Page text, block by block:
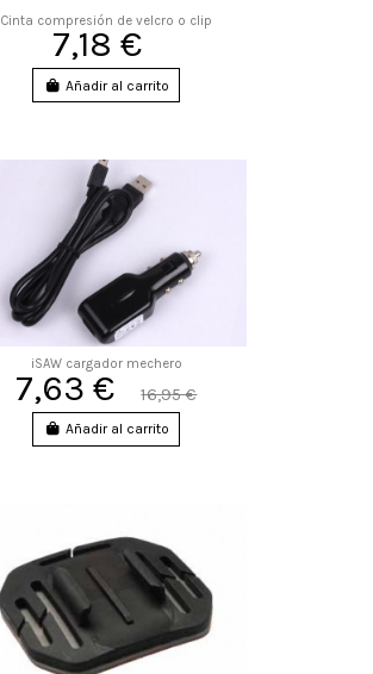
Cinta compresión de velcro o clip
7,18 €
Añadir al carrito
iSAW cargador mechero
7,63 € 16,95 €
Añadir al carrito